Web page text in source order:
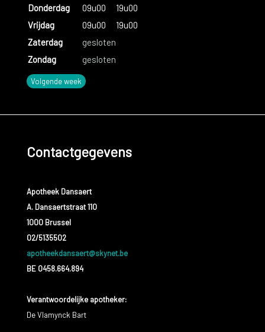
Donderdag
09u00
19u00
Vrijdag
09u00
19u00
Zaterdag
gesloten
Zondag
gesloten
Volgende week
Contactgegevens
Apotheek Dansaert
A. Dansaertstraat 110
1000 Brussel
02/5135502
apotheekdansaert@skynet.be
BE 0458.664.894
Verantwoordelijke apotheker:
De Vlamynck Bart